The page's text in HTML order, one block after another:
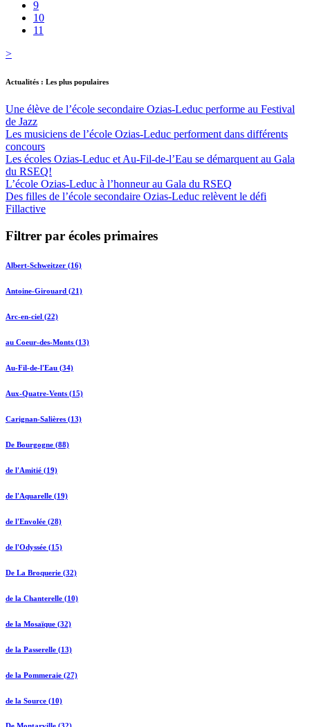
9
10
11
>
Actualités : Les plus populaires
Une élève de l’école secondaire Ozias-Leduc performe au Festival
de Jazz
Les musiciens de l’école Ozias-Leduc performent dans différents
concours
Les écoles Ozias-Leduc et Au-Fil-de-l’Eau se démarquent au Gala
du RSEQ!
L’école Ozias-Leduc à l’honneur au Gala du RSEQ
Des filles de l’école secondaire Ozias-Leduc relèvent le défi
Fillactive
Filtrer par écoles primaires
Albert-Schweitzer (16)
Antoine-Girouard (21)
Arc-en-ciel (22)
au Coeur-des-Monts (13)
Au-Fil-de-l'Eau (34)
Aux-Quatre-Vents (15)
Carignan-Salières (13)
De Bourgogne (88)
de l'Amitié (19)
de l'Aquarelle (19)
de l'Envolée (28)
de l'Odyssée (15)
De La Broquerie (32)
de la Chanterelle (10)
de la Mosaïque (32)
de la Passerelle (13)
de la Pommeraie (27)
de la Source (10)